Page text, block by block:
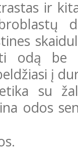
odą be
į
odos